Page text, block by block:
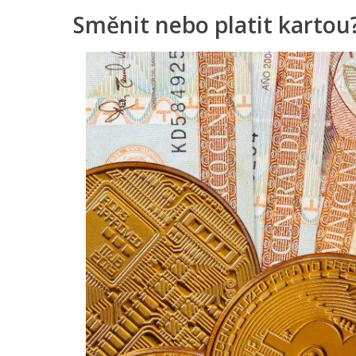
Směnit nebo platit